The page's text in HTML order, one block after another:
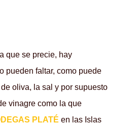
que se precie, hay
pueden faltar, como puede
oliva, la sal y por supuesto
vinagre como la que
PLATÉ en las Islas